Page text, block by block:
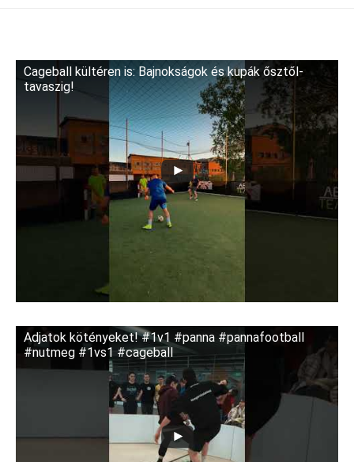
Cageball kültéren is: Bajnokságok és kupák ősztől-
tavaszig!
Adjatok kötényeket! #1v1 #panna #pannafootball
#nutmeg #1vs1 #cageball